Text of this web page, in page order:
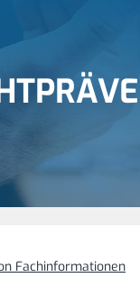
Fachinformationen